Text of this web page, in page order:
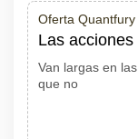
Oferta Quantfury
Las
Van largas en
que no